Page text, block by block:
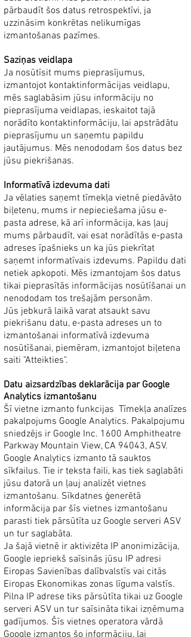
pārbaudīt šos datus retrospektīvi, ja
uzzināsim konkrētas nelikumīgas
izmantošanas pazīmes.
Saziņas veidlapa
Ja nosūtīsit mums pieprasījumus,
izmantojot kontaktinformācijas veidlapu,
mēs saglabāsim jūsu informāciju no
pieprasījuma veidlapas, ieskaitot tajā
norādīto kontaktinformāciju, lai apstrādātu
pieprasījumu un saņemtu papildu
jautājumus. Mēs nenododam šos datus bez
jūsu piekrišanas.
Informatīvā izdevuma dati
Ja vēlaties saņemt tīmekļa vietnē piedāvāto
biļetenu, mums ir nepieciešama jūsu e-
pasta adrese, kā arī informācija, kas ļauj
mums pārbaudīt, vai esat norādītās e-pasta
adreses īpašnieks un ka jūs piekrītat
saņemt informatīvais izdevums. Papildu dati
netiek apkopoti. Mēs izmantojam šos datus
tikai pieprasītās informācijas nosūtīšanai un
nenododam tos trešajām personām.
Jūs jebkurā laikā varat atsaukt savu
piekrišanu datu, e-pasta adreses un to
izmantošanai informatīvā izdevuma
nosūtīšanai, piemēram, izmantojot biļetena
saiti "Atteikties".
Datu aizsardzības deklarācija par Google
Analytics izmantošanu
Šī vietne izmanto funkcijas Tīmekļa analīzes
pakalpojums Google Analytics. Pakalpojumu
sniedzējs ir Google Inc. 1600 Amphitheatre
Parkway Mountain View, CA 94043, ASV.
Google Analytics izmanto tā sauktos
sīkfailus. Tie ir teksta faili, kas tiek saglabāti
jūsu datorā un ļauj analizēt vietnes
izmantošanu. Sīkdatnes ģenerētā
informācija par šīs vietnes izmantošanu
parasti tiek pārsūtīta uz Google serveri ASV
un tur saglabāta.
Ja šajā vietnē ir aktivizēta IP anonimizācija,
Google iepriekš saīsinās jūsu IP adresi
Eiropas Savienības dalībvalstīs vai citās
Eiropas Ekonomikas zonas līguma valstīs.
Pilna IP adrese tiks pārsūtīta tikai uz Google
serveri ASV un tur saīsināta tikai izņēmuma
gadījumos. Šīs vietnes operatora vārdā